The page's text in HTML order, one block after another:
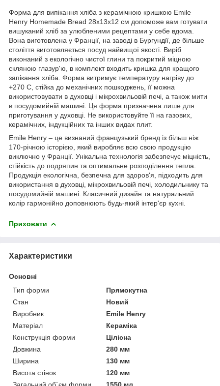
Форма для випікання хліба з керамічною кришкою Emile
Henry Homemade Bread 28x13x12 см допоможе вам готувати
вишуканий хліб за улюбленими рецептами у себе вдома.
Вона виготовлена у Франції, на заводі в Бургундії, де більше
століття виготовляється посуд найвищої якості. Виріб
виконаний з екологічно чистої глини та покритий міцною
скляною глазур'ю, в комплект входить кришка для кращого
запікання хліба. Форма витримує температуру нагріву до
+270 C, стійка до механічних пошкоджень, її можна
використовувати в духовці і мікрохвильовій печі, а також мити
в посудомийній машині. Ця форма призначена лише для
приготування у духовці. Не використовуйте її на газових,
керамічних, індукційних та інших видах плит.
Emile Henry – це визнаний французький бренд із більш ніж
170-річною історією, який виробляє всю свою продукцію
виключно у Франції. Унікальна технологія забезпечує міцність,
стійкість до подряпин та оптимальне розподілення тепла.
Продукція екологічна, безпечна для здоров'я, підходить для
використання в духовці, мікрохвильовій печі, холодильнику та
посудомийній машині. Класичний дизайн та натуральний
колір гармонійно доповнюють будь-який інтер'єр кухні.
Приховати
Характеристики
Основні
Тип форми
Прямокутна
Стан
Новий
Виробник
Emile Henry
Матеріал
Кераміка
Конструкція форми
Цілісна
Довжина
280 мм
Ширина
130 мм
Висота стінок
120 мм
Загальний об`єм форми
1550 мл